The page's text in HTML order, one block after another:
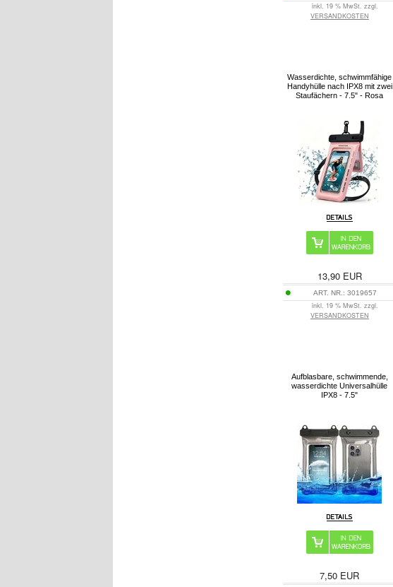
inkl. 19 % MwSt. zzgl.
VERSANDKOSTEN
Wasserdichte, schwimmfähige
Handyhülle nach IPX8 mit zwei
Staufächern - 7.5" - Rosa
13,90EUR
ART. NR.: 3019657
inkl. 19 % MwSt. zzgl.
VERSANDKOSTEN
Aufblasbare, schwimmende,
wasserdichte Universalhülle
IPX8 - 7.5"
7,50 EUR